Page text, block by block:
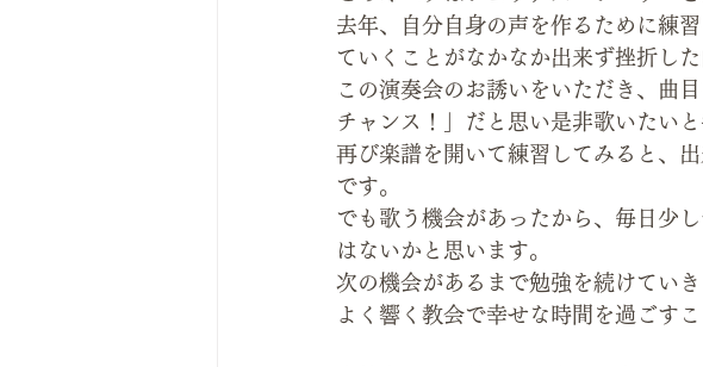
去年、自分自身の声を作るために練
ていくことがなかなか出来ず挫折した
この演奏会のお誘いをいただき、曲
チャンス！」だと思い是非歌いたいと
再び楽譜を開いて練習してみると、
です。
でも歌う機会があったから、毎日少
はないかと思います。
次の機会があるまで勉強を続けていき
よく響く教会で幸せな時間を過ごすこ